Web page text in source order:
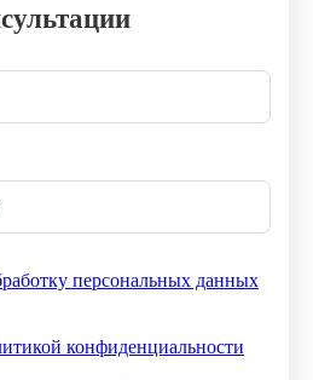
персональных данных
конфиденциальности